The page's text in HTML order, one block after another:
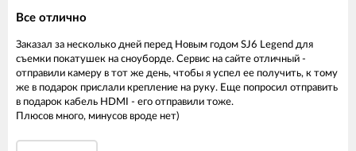
Все отлично
Заказал за несколько дней перед Новым годом SJ6 Legend для
съемки покатушек на сноуборде. Сервис на сайте отличный -
отправили камеру в тот же день, чтобы я успел ее получить, к тому
же в подарок прислали крепление на руку. Еще попросил отправить
в подарок кабель HDMI - его отправили тоже.
Плюсов много, минусов вроде нет)